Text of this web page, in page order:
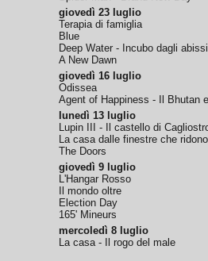
giovedì 23 luglio
Terapia di famiglia
Blue
Deep Water - Incubo dagli abissi
A New Dawn
giovedì 16 luglio
Odissea
Agent of Happiness - Il Bhutan
lunedì 13 luglio
Lupin III - Il castello di
La casa dalle finestre che ridono
The Doors
giovedì 9 luglio
L'Hangar Rosso
Il mondo oltre
Election Day
165' Mineurs
mercoledì 8 luglio
La casa - Il rogo del male